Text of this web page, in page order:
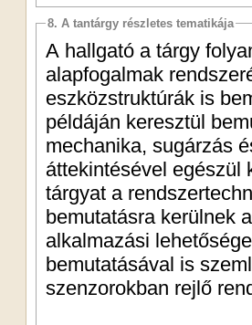
8. A tantárgy részletes tematikája
A hallgató a tárgy
alapfogalmak
eszközstruktúrák is
példáján keresztül
mechanika, sugárzás
áttekintésével egészül ki
tárgyat a rendszertechnikai
bemutatásra kerülnek az orvosi,
alkalmazási lehetőségek. A tárgy
bemutatásával is szemlélteti az alkalmazás